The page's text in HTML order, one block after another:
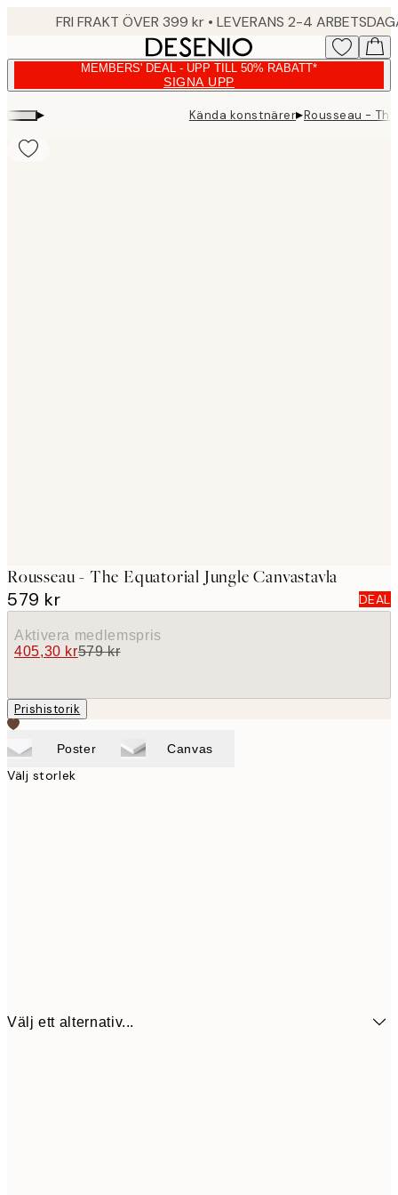
FRI FRAKT ÖVER 399 kr • LEVERANS 2-4
MEMBERS' DEAL - UPP TILL 50% RABATT*
SIGNA UPP
▸ Kända konstnärer▸Rousseau -
Rousseau - The Equatorial Jungle Canvastavla
579 kr DEAL
Aktivera medlemspris
405,30 kr579 kr
Prishistorik
Poster Canvas
Välj storlek
Välj ett alternativ...